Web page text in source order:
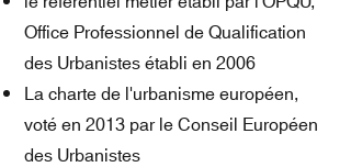
Office Professionnel de Qualification
des Urbanistes établi en 2006
La charte de l'urbanisme européen,
voté en 2013 par le Conseil Européen
des Urbanistes